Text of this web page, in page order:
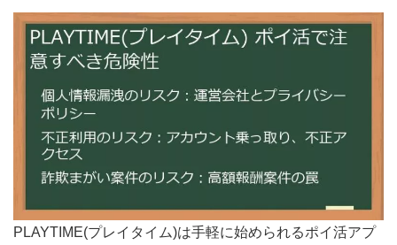
PLAYTIME(プレイタイム)は手軽に始められるポイ活アプ